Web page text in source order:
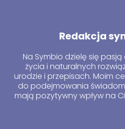
Redakcja
Na Symbio dzielę się
życia i naturalnych
urodzie i przepisach. Moim
do podejmowania
mają pozytywny wpływ na